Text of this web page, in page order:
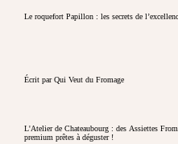
Le roquefort Papillon : les secrets de
Écrit par Qui Veut du Fromage
L'Atelier de Chateaubourg : des Assiettes
premium prêtes à déguster !